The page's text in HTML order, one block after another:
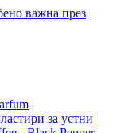
важна през
за устни